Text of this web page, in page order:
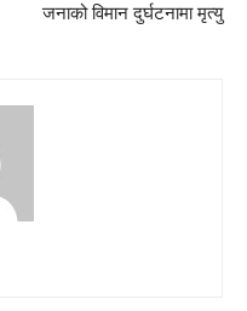
जनाको विमान दुर्घटनामा मृत्यु